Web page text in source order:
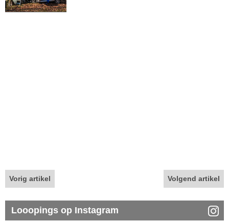
Vorig artikel Volgend artikel
Looopings op Instagram